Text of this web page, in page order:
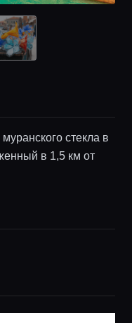
стекла в
в 1,5 км от